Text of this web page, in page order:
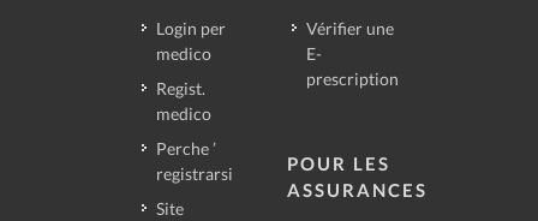
Login per
medico
Regist.
medico
Perche ’
registrarsi
Site
Vérifier une
E-
prescription
POUR LES
ASSURANCES